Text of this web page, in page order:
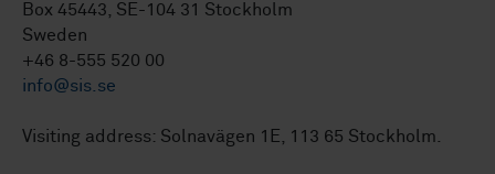
Box 45443, SE-104 31 Stockholm
Sweden
+46 8-555 520 00
info@sis.se
Visiting address: Solnavägen 1E, 113 65 Stockholm.